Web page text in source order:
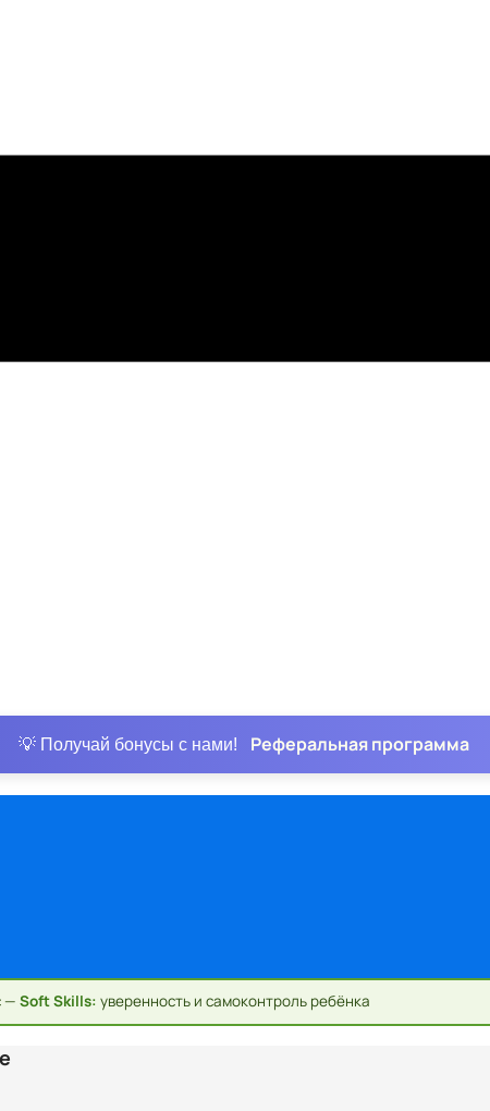
💡 Получай бонусы с нами! Реферальная программа
— Soft Skills: уверенность и самоконтроль ребёнка